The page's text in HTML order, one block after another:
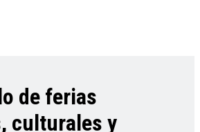
de ferias
culturales y